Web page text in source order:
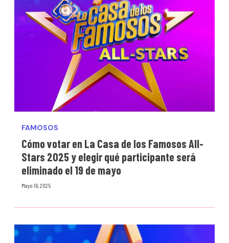
FAMOSOS
Cómo votar en La Casa de los Famosos All-
Stars 2025 y elegir qué participante será
eliminado el 19 de mayo
Mayo 16, 2025